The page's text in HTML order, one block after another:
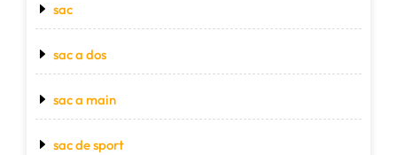
sac
sac a dos
sac a main
sac de sport